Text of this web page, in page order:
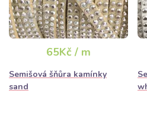
65Kč / m
Semišová šňůra kamínky
sand